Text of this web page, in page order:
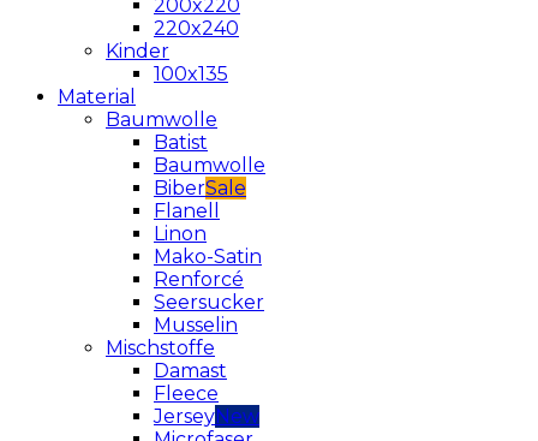
200x220
220x240
Kinder
100x135
Material
Baumwolle
Batist
Baumwolle
Biber
Flanell
Linon
Mako-Satin
Renforcé
Seersucker
Musselin
Mischstoffe
Damast
Fleece
Jersey